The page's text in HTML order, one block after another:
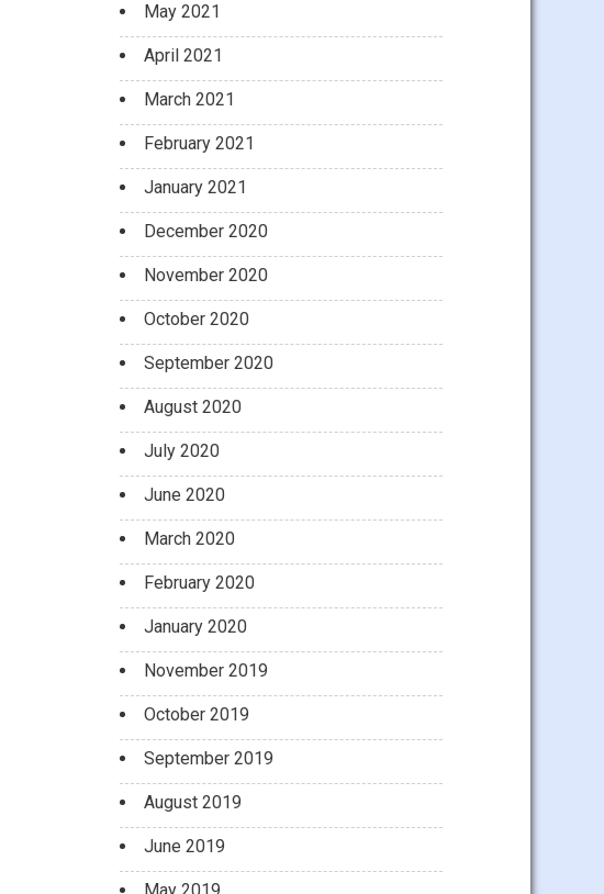
May 2021
April 2021
March 2021
February 2021
January 2021
December 2020
November 2020
October 2020
September 2020
August 2020
July 2020
June 2020
March 2020
February 2020
January 2020
November 2019
October 2019
September 2019
August 2019
June 2019